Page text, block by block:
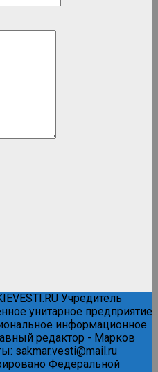
Учредитель
унитарное предприятие
информационное
редактор - Марков
sakmar.vesti@mail.ru
Федеральной